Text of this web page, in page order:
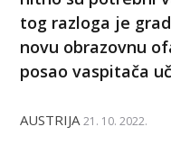
tog razloga je
novu obrazovnu
posao vaspitača
AUSTRIJA 21. 10. 2022.